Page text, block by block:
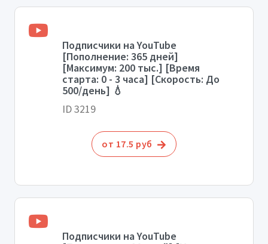
Подписчики на YouTube
[Пополнение: 365 дней]
[Максимум: 200 тыс.] [Время
старта: 0 - 3 часа] [Скорость: До
500/день] 💧
ID 3219
от 17.5 руб
Подписчики на YouTube